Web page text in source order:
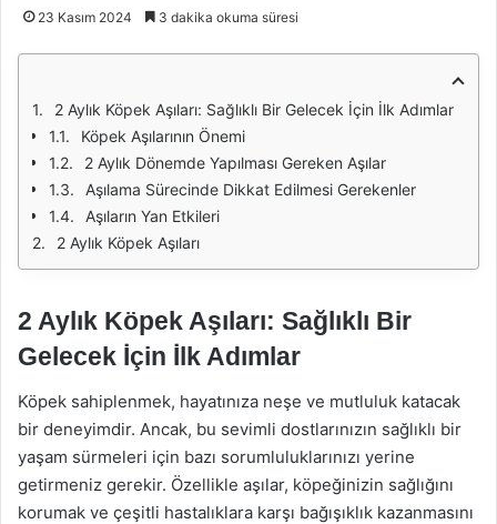
23 Kasım 2024 3 dakika okuma süresi
2 Aylık Köpek Aşıları: Sağlıklı Bir Gelecek İçin İlk Adımlar
Köpek Aşılarının Önemi
2 Aylık Dönemde Yapılması Gereken Aşılar
Aşılama Sürecinde Dikkat Edilmesi Gerekenler
Aşıların Yan Etkileri
2 Aylık Köpek Aşıları
2 Aylık Köpek Aşıları: Sağlıklı Bir
Gelecek İçin İlk Adımlar
Köpek sahiplenmek, hayatınıza neşe ve mutluluk katacak
bir deneyimdir. Ancak, bu sevimli dostlarınızın sağlıklı bir
yaşam sürmeleri için bazı sorumluluklarınızı yerine
getirmeniz gerekir. Özellikle aşılar, köpeğinizin sağlığını
korumak ve çeşitli hastalıklara karşı bağışıklık kazanmasını